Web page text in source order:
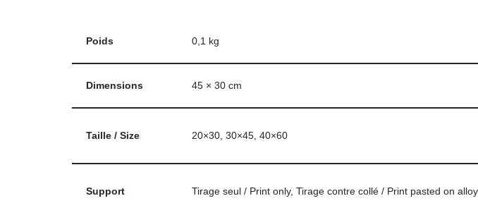
Poids 0,1 kg
Dimensions 45 × 30 cm
Taille / Size 20×30, 30×45, 40×60
Support Tirage seul / Print only, Tirage contre collé / Print pasted on